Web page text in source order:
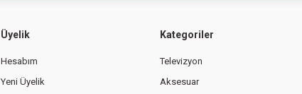
Üyelik
Hesabım
Yeni Üyelik
Kategoriler
Televizyon
Aksesuar